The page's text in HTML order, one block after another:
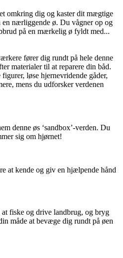
omkring dig og kaster dit mægtige
nærliggende ø. Du vågner op og
på en mærkelig ø fyldt med...
fører dig rundt på hele denne
materialer til at reparere din båd.
løse hjernevridende gåder,
mens du udforsker verdenen
denne øs ‘sandbox’-verden. Du
sig om hjørnet!
at kende og giv en hjælpende hånd
at fiske og drive landbrug, og bryg
måde at bevæge dig rundt på øen